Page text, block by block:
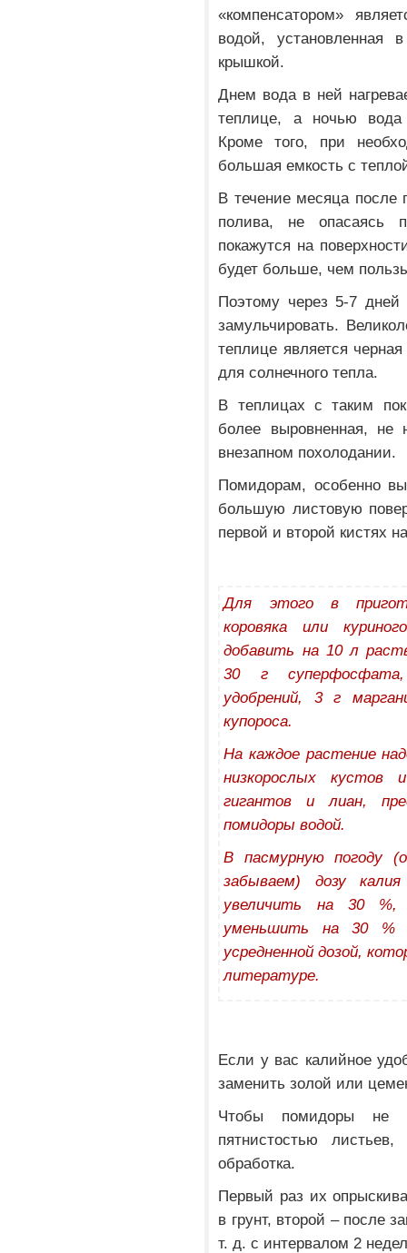
«компенсатором»
водой, установленная
крышкой.
Днем вода в ней
теплице, а ночью вода
Кроме того, при
большая емкость с
В течение месяца после
полива, не опасаясь
покажутся на
будет больше, чем
Поэтому через 5-7 дней
замульчировать.
теплице является
для солнечного тепла.
В теплицах с таким
более выровненная, не
внезапном похолодании.
Помидорам, особенно
большую листовую
первой и второй кистях
Для этого в
коровяка или
добавить на 10 л
30 г
удобрений, 3 г
купороса.
На каждое растение
низкорослых
гигантов и лиан,
помидоры водой.
В пасмурную погоду
забываем) дозу
увеличить на 30
уменьшить на 30 %
усредненной дозой,
литературе.
Если у вас калийное
заменить золой или
Чтобы помидоры не
пятнистостью
обработка.
Первый раз их
в грунт, второй – после
т. д. с интервалом 2